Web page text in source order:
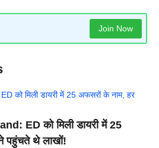
Join Now
ED को मिली डायरी में 25
पहुंचते थे लाखों!